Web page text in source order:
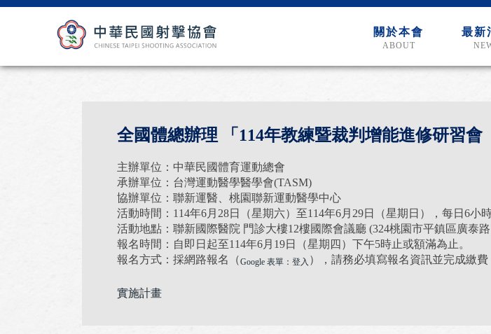
關於本會
ABOUT
最新
全國體總辦理 「114年教練暨裁判增能進修研習
主辦單位：中華民國體育運動總會
承辦單位：台灣運動醫學醫學會(TASM)
協辦單位：聯新運醫、桃園聯新運動醫學中心
活動時間：114年6月28日（星期六）至114年6月29日（星期日），每日6小
活動地點：聯新國際醫院 門診大樓12樓國際會議廳 (324桃園市平鎮區廣泰
報名時間：自即日起至114年6月19日（星期四）下午5時止或額滿為止。
報名方式：採網路報名（Google 表單：登入 ），請務必填寫報名資訊並完成繳
實施計畫